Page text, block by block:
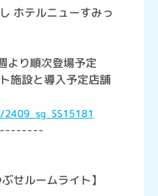
ホテルニューすみっ
より順次登場予定
施設と導入予定店舗
せルームライト】